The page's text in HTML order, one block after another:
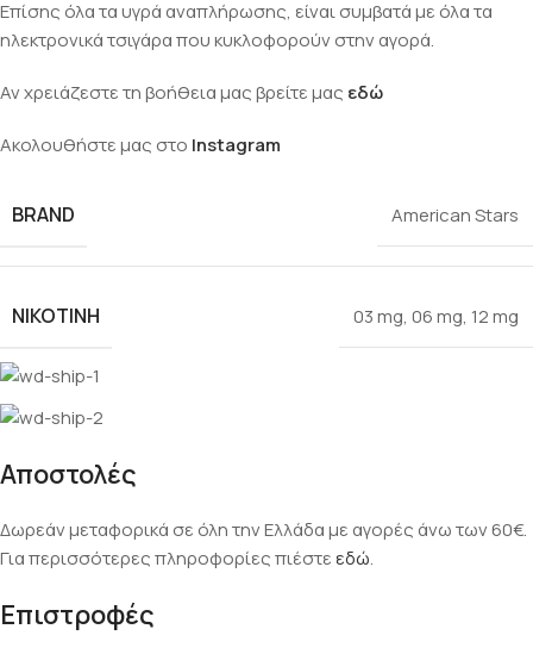
Επίσης όλα τα υγρά αναπλήρωσης, είναι συμβατά με όλα τα
ηλεκτρονικά τσιγάρα που κυκλοφορούν στην αγορά.
Αν χρειάζεστε τη βοήθεια μας βρείτε μας εδώ
Ακολουθήστε μας στο Instagram
BRAND American Stars
ΝΙΚΟΤΊΝΗ 03 mg, 06 mg, 12 mg
Αποστολές
Δωρεάν μεταφορικά σε όλη την Ελλάδα με αγορές άνω των 60€.
Για περισσότερες πληροφορίες πιέστεεδώ.
Επιστροφές